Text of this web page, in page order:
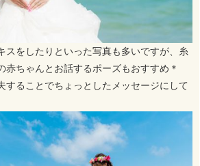
スをしたりといった写真も多いですが、糸
赤ちゃんとお話するポーズもおすすめ＊
することでちょっとしたメッセージにして